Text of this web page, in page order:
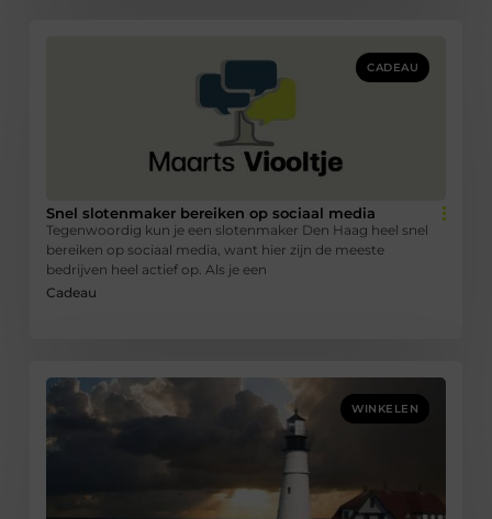
CADEAU
Snel slotenmaker bereiken op sociaal media
Tegenwoordig kun je een slotenmaker Den Haag heel snel
bereiken op sociaal media, want hier zijn de meeste
bedrijven heel actief op. Als je een
Cadeau
WINKELEN